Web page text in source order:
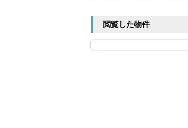
閲覧した物件